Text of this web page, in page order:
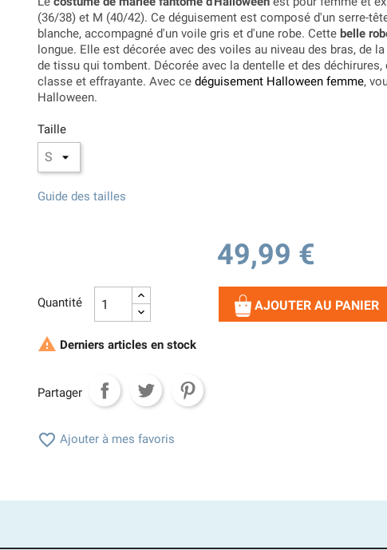
(36/38) et M (40/42). Ce déguisement est composé d'un serre-
blanche, accompagné d'un voile gris et d'une robe. Cette belle
longue. Elle est décorée avec des voiles au niveau des bras, de
de tissu qui tombent. Décorée avec la dentelle et des
classe et effrayante. Avec ce déguisement Halloween femme,
Halloween.
Taille
Guide des tailles
49,99 €
Quantité AJOUTER AU PANIER
 Derniers articles en stock
Partager
 Ajouter à mes favoris